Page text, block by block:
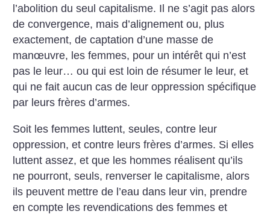
l’abolition du seul capitalisme. Il ne s’agit pas alors
de convergence, mais d’alignement ou, plus
exactement, de captation d’une masse de
manœuvre, les femmes, pour un intérêt qui n’est
pas le leur… ou qui est loin de résumer le leur, et
qui ne fait aucun cas de leur oppression spécifique
par leurs frères d’armes.
Soit les femmes luttent, seules, contre leur
oppression, et contre leurs frères d’armes. Si elles
luttent assez, et que les hommes réalisent qu’ils
ne pourront, seuls, renverser le capitalisme, alors
ils peuvent mettre de l’eau dans leur vin, prendre
en compte les revendications des femmes et